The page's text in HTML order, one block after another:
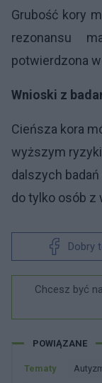
Grubość kory
rezonansu
potwierdzona
Wnioski z
Cieńsza kora
wyższym
dalszych
do tylko osób
Dobry
Chcesz być
POWIĄZANE
Tematy